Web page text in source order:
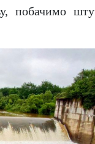
побачимо